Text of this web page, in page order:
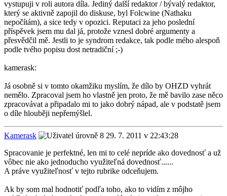
vystupuji v roli autora díla. Jediný další redaktor / bývalý redaktor,
který se aktivně zapojil do diskuse, byl Folcwine (Nathaku
nepočítám), a sice tedy v opozici. Reputaci za jeho poslední
příspěvek jsem mu dal já, protože vznesl dobré argumenty a
přesvědčil mě. Jestli to je syndrom redakce, tak podle mého alespoň
podle tvého popisu dost netradiční ;-)
kamerask:
Já osobně si v tomto okamžiku myslím, že dílo by OHZD vyhrát
nemělo. Zpracoval jsem ho vlastně jen proto, že mě bavilo zase něco
zpracovávat a připadalo mi to jako dobrý nápad, ale v podstatě jsem
o díle hlouběji nepřemýšlel.
Kamerask
29. 7. 2011 v 22:43:28
Spracovanie je perfektné, len mi to celé nepríde ako dovednosť a už
vôbec nie ako jednoducho využiteľná dovednosť......
A práve využiteľnosť v tejto rubrike odceňujem.
Ak by som mal hodnotiť podľa toho, ako to vidím z môjho